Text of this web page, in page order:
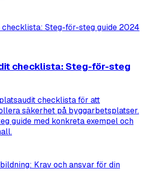
checklista: Steg-för-steg
checklista för att
säkerhet på byggarbetsplatser.
guide med konkreta exempel och